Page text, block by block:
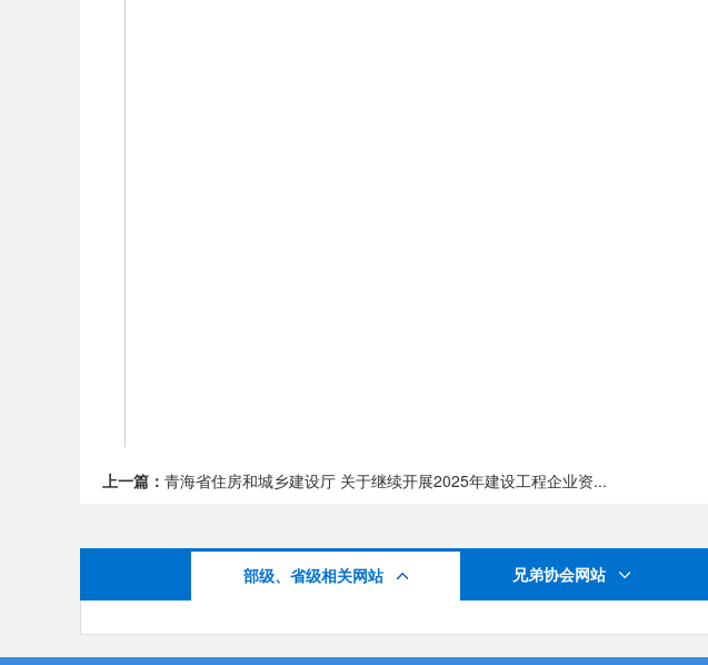
上一篇： 青海省住房和城乡建设厅 关于继续开展2025年建设工程企业资...
部级、省级相关网站 兄弟协会网站